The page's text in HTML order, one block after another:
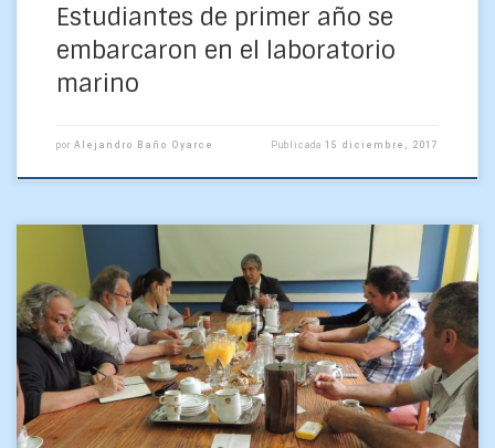
Estudiantes de primer año se
embarcaron en el laboratorio
marino
por Alejandro Baño Oyarce Publicada15 diciembre, 2017
Carlos Saavedra Rubilar, candidato a rector de la
Universidad de Concepción, expuso ayer parte central de sus
propuestas a académicos del Departamento de Geofísica,
dirigidas […]